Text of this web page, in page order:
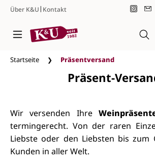
Zum Hauptinhalt springen
Über K&U| Kontakt
Startseite Präsentversand
Präsent-
Wir versenden Ihre
termingerecht. Von der raren
Liebste oder den Liebsten bis zum
Kunden in aller Welt.